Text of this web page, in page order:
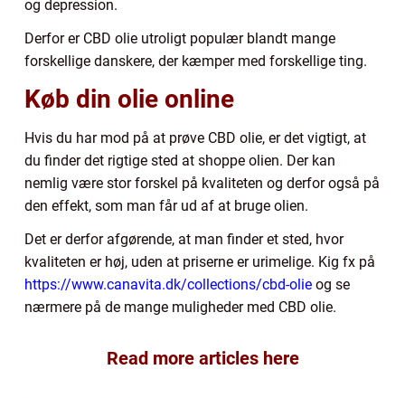
og depression.
Derfor er CBD olie utroligt populær blandt mange
forskellige danskere, der kæmper med forskellige ting.
Køb din olie online
Hvis du har mod på at prøve CBD olie, er det vigtigt, at
du finder det rigtige sted at shoppe olien. Der kan
nemlig være stor forskel på kvaliteten og derfor også på
den effekt, som man får ud af at bruge olien.
Det er derfor afgørende, at man finder et sted, hvor
kvaliteten er høj, uden at priserne er urimelige. Kig fx på
https://www.canavita.dk/collections/cbd-olie og se
nærmere på de mange muligheder med CBD olie.
Read more articles here